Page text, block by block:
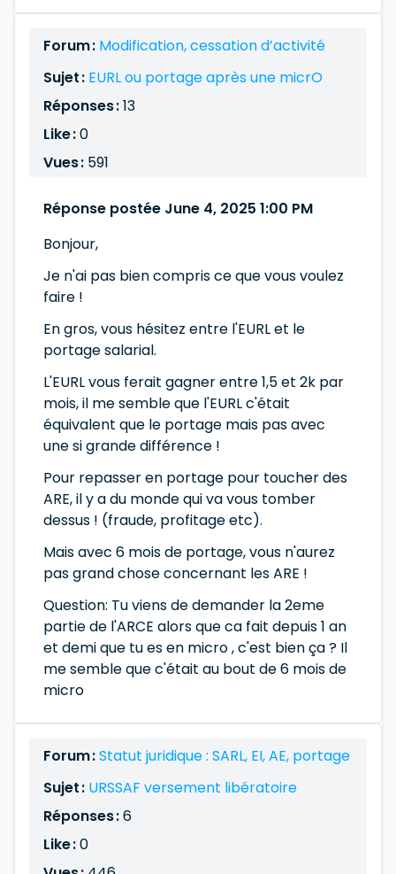
Forum : Modification, cessation d’activité
Sujet : EURL ou portage après une micrO
Réponses :13
Like :0
Vues : 591
Réponse postée June 4, 2025 1:00 PM
Bonjour,
Je n'ai pas bien compris ce que vous voulez
faire !
En gros, vous hésitez entre l'EURL et le
portage salarial.
L'EURL vous ferait gagner entre 1,5 et 2k par
mois, il me semble que l'EURL c'était
équivalent que le portage mais pas avec
une si grande différence !
Pour repasser en portage pour toucher des
ARE, il y a du monde qui va vous tomber
dessus ! (fraude, profitage etc).
Mais avec 6 mois de portage, vous n'aurez
pas grand chose concernant les ARE !
Question: Tu viens de demander la 2eme
partie de l'ARCE alors que ca fait depuis 1 an
et demi que tu es en micro , c'est bien ça ? Il
me semble que c'était au bout de 6 mois de
micro
Forum :Statut juridique : SARL, EI, AE, portage
Sujet : URSSAF versement libératoire
Réponses :6
Like :0